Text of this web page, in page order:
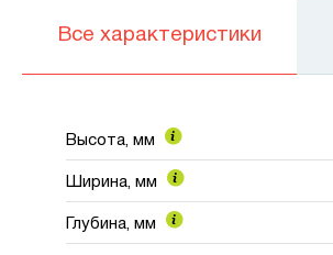
Все характеристики
Высота, мм
Ширина, мм
Глубина, мм